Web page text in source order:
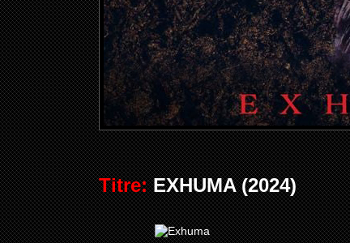
Titre:EXHUMA (2024)